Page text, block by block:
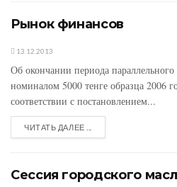
Рынок финансов
13.12.2013
Об окончании периода
номиналом 5000 тенге образца 2006
соответствии с постановлением...
ЧИТАТЬ ДАЛЕЕ ...
Сессия городского